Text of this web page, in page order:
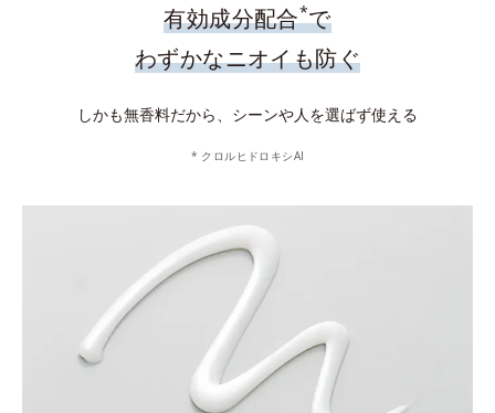
有効成分配合*で
わずかなニオイも防ぐ
しかも無香料だから、シーンや人を選ばず使える
* クロルヒドロキシAI